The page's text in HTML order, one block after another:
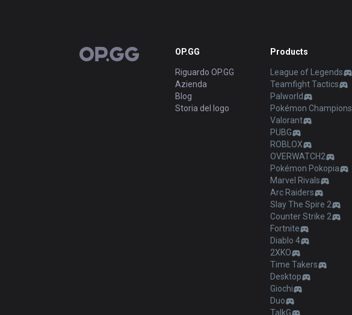
OP.GG OP.GG
Riguardo OP.GG
Azienda
Blog
Storia del logo
Products
League of Legends
Teamfight Tactics
Palworld
Pokémon Champions
Valorant
PUBG
ROBLOX
OVERWATCH2
Pokémon Pokopia
Marvel Rivals
Arc Raiders
Slay The Spire 2
Counter Strike 2
Fortnite
Diablo 4
2XKO
Time Takers
Desktop
Giochi
Duo
TalkG